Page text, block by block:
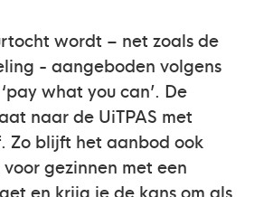
wordt – net zoals de
- aangeboden volgens
what you can’. De
naar de UiTPAS met
Zo blijft het aanbod ook
gezinnen met een
en krijg je de kans om als